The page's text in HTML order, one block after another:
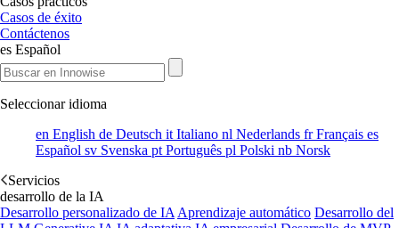
Casos de éxito
Contáctenos
es Español
Seleccionar idioma
en English de Deutsch it Italiano nl Nederlands frFrançais es
Español sv Svenska pt Português pl Polski nb Norsk
Servicios
desarrollo de la IA
Desarrollo personalizado de IA Aprendizaje automático Desarrollo del